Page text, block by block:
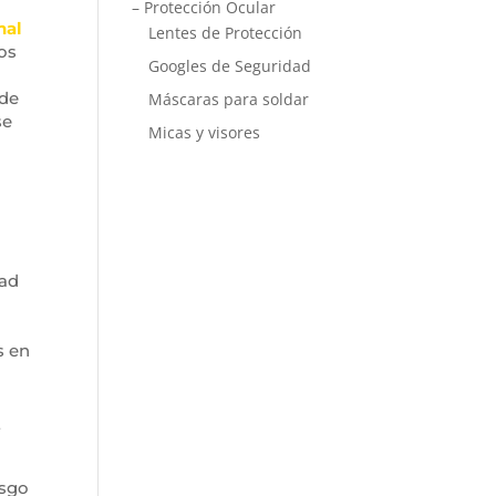
en
– Protección Ocular
Lentes de Protección
Googles de Seguridad
Máscaras para soldar
Micas y visores